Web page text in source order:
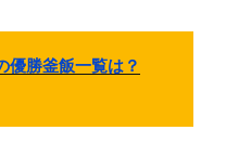
優勝釜飯一覧は？